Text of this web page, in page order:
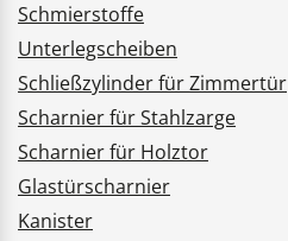
Schmierstoffe
Unterlegscheiben
Schließzylinder für Zimmertür
Scharnier für Stahlzarge
Scharnier für Holztor
Glastürscharnier
Kanister